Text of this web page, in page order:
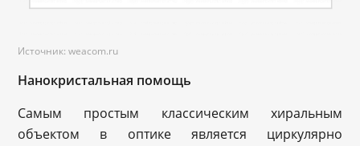
Источник: weacom.ru
Нанокристальная помощь
Самым простым классическим хиральным
объектом в оптике является циркулярно